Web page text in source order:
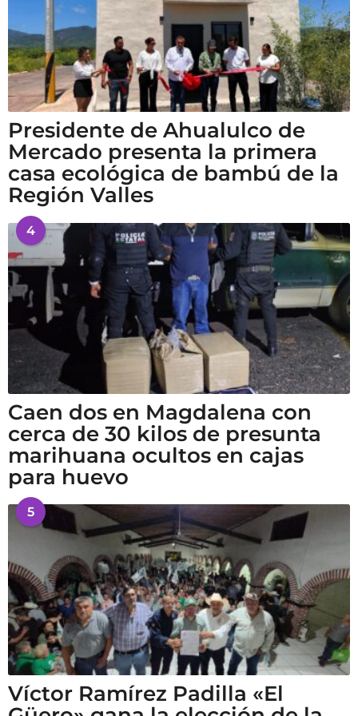
Presidente de Ahualulco de
Mercado presenta la primera
casa ecológica de bambú de la
Región Valles
4
Caen dos en Magdalena con
cerca de 30 kilos de presunta
marihuana ocultos en cajas
para huevo
5
Víctor Ramírez Padilla «El